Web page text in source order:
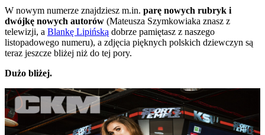
W nowym numerze znajdziesz m.in. parę nowych rubryk i
dwójkę nowych autorów (Mateusza Szymkowiaka znasz z
telewizji, a Blankę Lipińską dobrze pamiętasz z naszego
listopadowego numeru), a zdjęcia pięknych polskich dziewczyn są
teraz jeszcze bliżej niż do tej pory.
Dużo bliżej.